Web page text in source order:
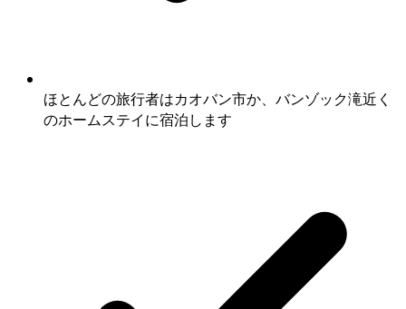
ほとんどの旅行者はカオバン市か、バンゾック滝近く
のホームステイに宿泊します